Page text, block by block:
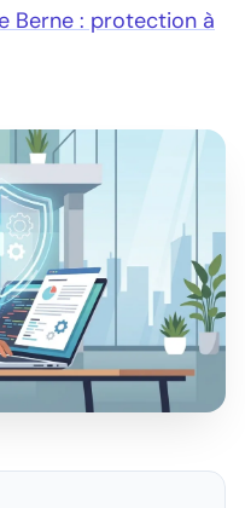
Berne : protection à